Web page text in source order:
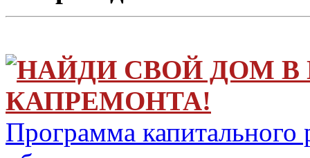
НАЙДИ СВОЙ ДОМ В
КАПРЕМОНТА!
Программа